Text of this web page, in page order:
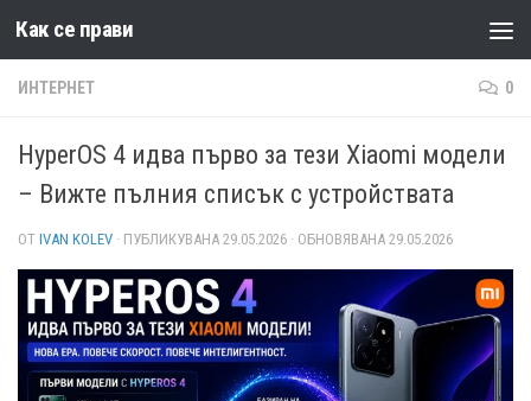
Към съдържанието
Как се прави
ИНТЕРНЕТ 0
HyperOS 4 идва първо за тези Xiaomi модели
– Вижте пълния списък с устройствата
ОТ IVAN KOLEV · ПУБЛИКУВАНА 29.05.2026 · ОБНОВЯВАНА 29.05.2026